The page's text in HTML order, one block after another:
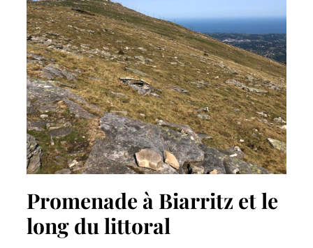
Promenade à Biarritz et le
long du littoral